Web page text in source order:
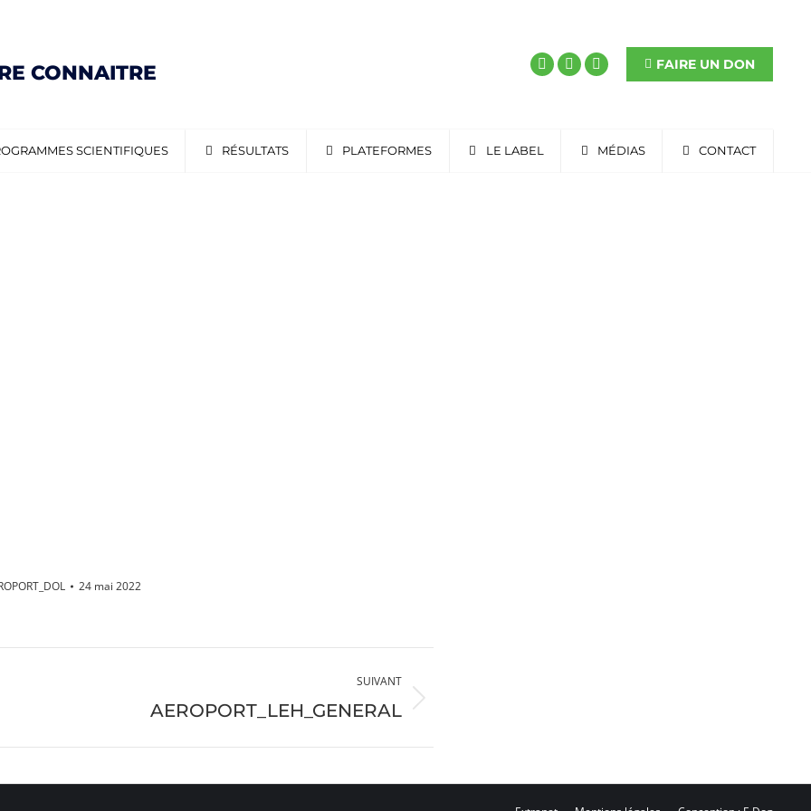
CONNAITRE FAIRE UN DON
SCIENTIFIQUES RÉSULTATS PLATEFORMES LE LABEL MÉDIAS CONTACT
24 mai 2022
SUIVANT
:
AEROPORT_LEH_GENERAL